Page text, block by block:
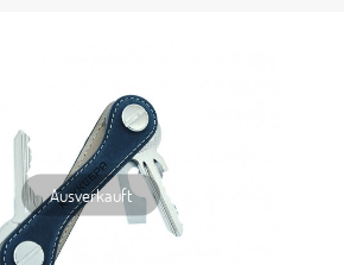
Ausverkauft